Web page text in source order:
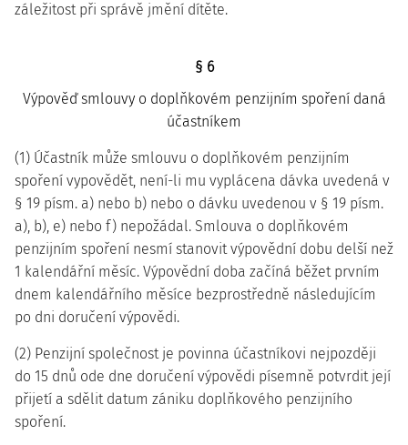
záležitost při správě jmění dítěte.
§ 6
Výpověď smlouvy o doplňkovém penzijním spoření daná
účastníkem
(1) Účastník může smlouvu o doplňkovém penzijním
spoření vypovědět, není-li mu vyplácena dávka uvedená v
§ 19 písm. a) nebo b) nebo o dávku uvedenou v § 19 písm.
a), b), e) nebo f) nepožádal. Smlouva o doplňkovém
penzijním spoření nesmí stanovit výpovědní dobu delší než
1 kalendářní měsíc. Výpovědní doba začíná běžet prvním
dnem kalendářního měsíce bezprostředně následujícím
po dni doručení výpovědi.
(2) Penzijní společnost je povinna účastníkovi nejpozději
do 15 dnů ode dne doručení výpovědi písemně potvrdit její
přijetí a sdělit datum zániku doplňkového penzijního
spoření.